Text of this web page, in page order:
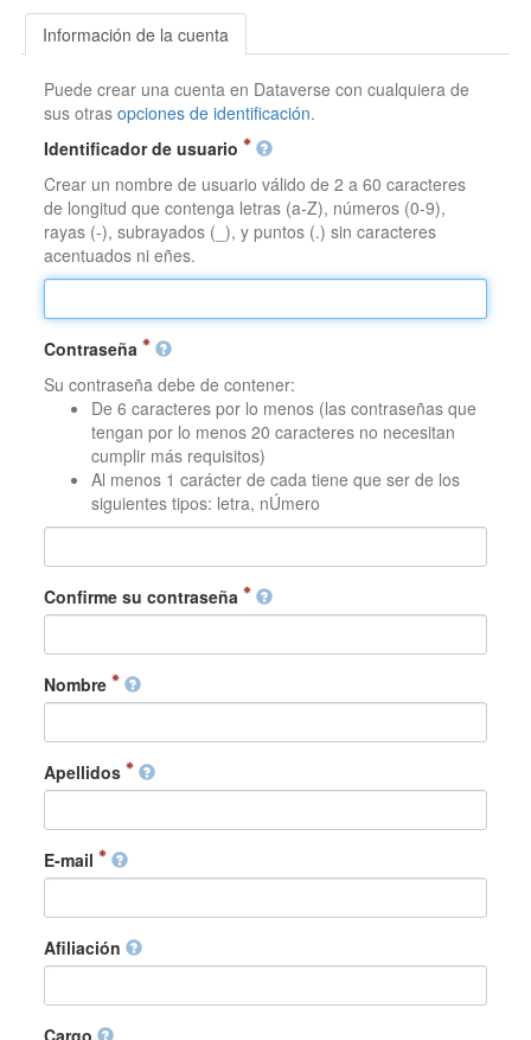
Información de la cuenta
Puede crear una cuenta en Dataverse con cualquiera de
sus otrasopciones de identificación.
Identificador de usuario
Crear un nombre de usuario válido de 2 a 60 caracteres
de longitud que contenga letras (a-Z), números (0-9),
rayas (-), subrayados (_), y puntos (.) sin caracteres
acentuados ni eñes.
Contraseña
Su contraseña debe de contener:
De 6 caracteres por lo menos (las contraseñas que
tengan por lo menos 20 caracteres no necesitan
cumplir más requisitos)
Al menos 1 carácter de cada tiene que ser de los
siguientes tipos: letra, nÚmero
Confirme su contraseña
Nombre
Apellidos
E-mail
Afiliación
Cargo